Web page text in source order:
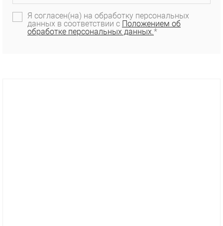
Я согласен(на) на обработку персональных
данных в соответствии с Положением об
обработке персональных данных. *